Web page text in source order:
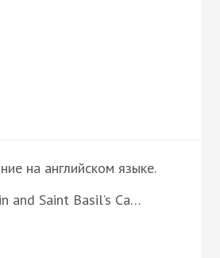
на английском языке.
Saint Basil’s Ca…